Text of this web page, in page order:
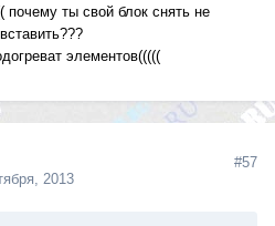
почему ты свой блок снять не
элементов(((((
2013
#57